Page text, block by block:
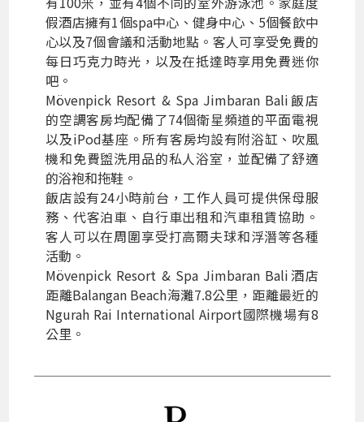
假酒店擁有1個spa中心、健身中心、5個餐飲中
心以及7個會議和活動地點。客人可享受免費的
每日巧克力時光，以及在抵達時享用免費迷你
吧。
Mövenpick Resort & Spa Jimbaran Bali飯店
的空調客房均配備了74個衛星頻道的平面電視
以及iPod基座。所有客房均設有附浴缸、吹風
機和免費盥洗用品的私人浴室，並配備了舒適
的浴袍和拖鞋。
飯店設有24小時前台，工作人員可提供保母服
務、代客泊車、自行車出租和汽車租賃協助。
客人可以在周圍享受打高爾夫球和浮潛等各種
活動。
Mövenpick Resort & Spa Jimbaran Bali酒店
距離Balangan Beach海灘7.8公里，距離最近的
Ngurah Rai International Airport國際機場有8
公里。